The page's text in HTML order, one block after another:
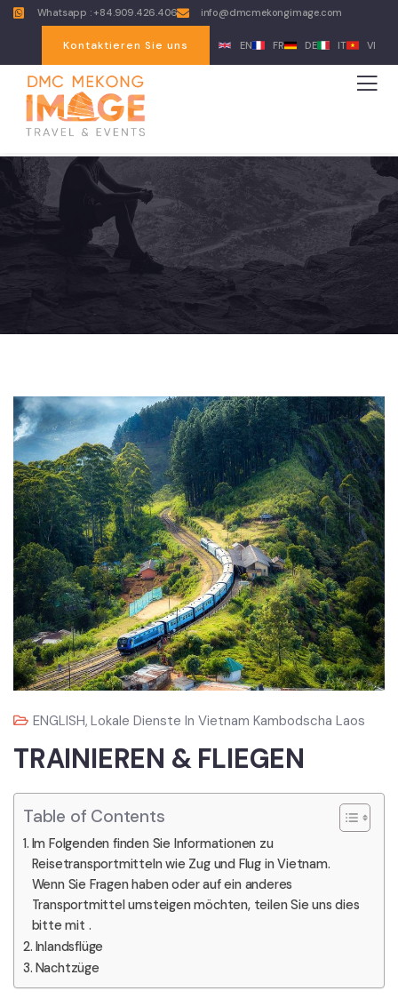
Whatsapp : +84.909.426.406 info@dmcmekongimage.com
Kontaktieren Sie uns EN FR DE IT VI
ENGLISH,Lokale Dienste In Vietnam Kambodscha Laos
TRAINIEREN & FLIEGEN
Table of Contents
Im Folgenden finden Sie Informationen zu
Reisetransportmitteln wie Zug und Flug in Vietnam.
Wenn Sie Fragen haben oder auf ein anderes
Transportmittel umsteigen möchten, teilen Sie uns dies
bitte mit .
Inlandsflüge
Nachtzüge